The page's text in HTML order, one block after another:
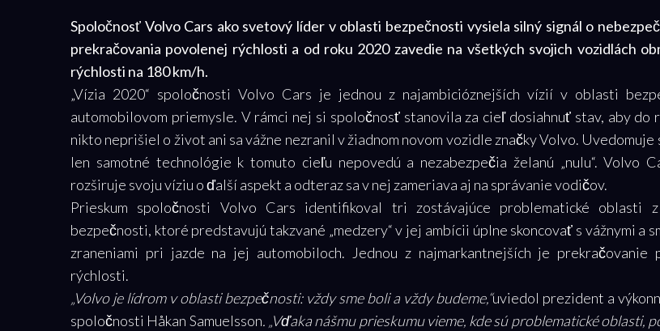
Spoločnosť Volvo Cars ako svetový líder v oblasti bezpečnosti vysiela silný signál o
prekračovania povolenej rýchlosti a od roku 2020 zavedie na všetkých svojich vozidlách
rýchlosti na 180 km/h.
„Vízia 2020“ spoločnosti Volvo Cars je jednou z najambicióznejších vízií v oblasti
automobilovom priemysle. V rámci nej si spoločnosť stanovila za cieľ dosiahnuť stav, aby do
nikto neprišiel o život ani sa vážne nezranil v žiadnom novom vozidle značky Volvo. Uvedomuje
len samotné technológie k tomuto cieľu nepovedú a nezabezpečia želanú „nulu“. Volvo
rozširuje svoju víziu o ďalší aspekt a odteraz sa v nej zameriava aj na správanie vodičov.
Prieskum spoločnosti Volvo Cars identifikoval tri zostávajúce problematické oblasti z
bezpečnosti, ktoré predstavujú takzvané „medzery“ v jej ambícii úplne skoncovať s vážnymi a
zraneniami pri jazde na jej automobiloch. Jednou z najmarkantnejších je prekračovanie
rýchlosti.
„Volvo je lídrom v oblasti bezpečnosti: vždy sme boli a vždy budeme,“uviedol prezident a
spoločnosti Håkan Samuelsson. „Vďaka nášmu prieskumu vieme, kde sú problematické oblasti,